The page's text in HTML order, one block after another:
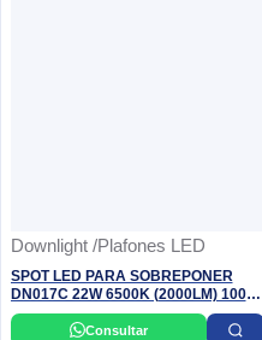
Downlight /Plafones LED
SPOT LED PARA SOBREPONER
DN017C 22W 6500K (2000LM) 100-
240V PHILIPS
Consultar